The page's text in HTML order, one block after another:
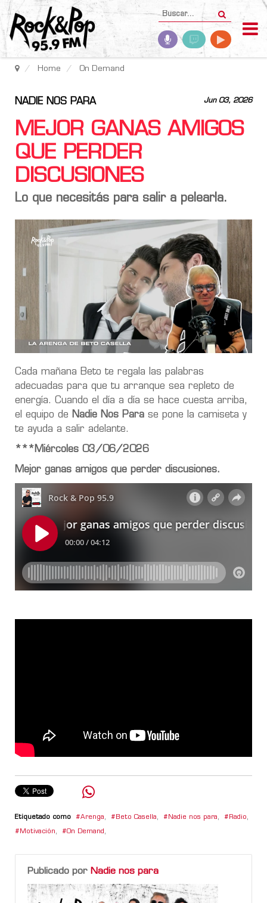
Home On Demand
Jun 03, 2026
NADIE NOS PARA
MEJOR GANAS AMIGOS
QUE PERDER
DISCUSIONES
Lo que necesitás para salir a pelearla.
Cada mañana Beto te regala las palabras
adecuadas para que tu arranque sea repleto de
energía. Cuando el día a día se hace cuesta arriba,
el equipo de
Nadie Nos Para se pone la camiseta y
te ayuda a salir adelante.
***Miércoles 03/06/2026
Mejor ganas amigos que perder discusiones.
Etiquetado como Arenga, Beto Casella, Nadie nos para, Radio,
Motivación, On Demand ,
Publicado por Nadie nos para